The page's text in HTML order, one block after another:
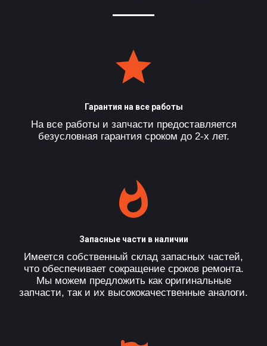
Гарантия на все работы
На все работы и запчасти предоставляется
безусловная гарантия сроком до 2-х лет.
Запасные части в наличии
Имеется собственный склад запасных частей,
что обеспечивает сокращение сроков ремонта.
Мы можем предложить как оригинальные
запчасти, так и их высококачественные аналоги.